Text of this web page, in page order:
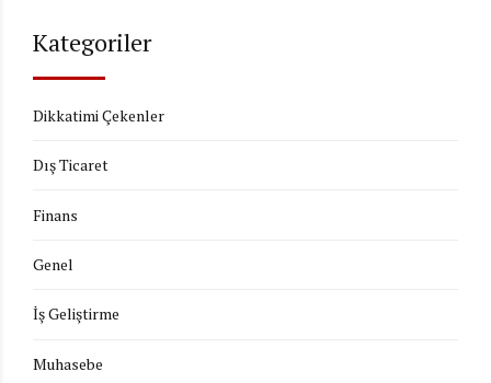
Kategoriler
Dikkatimi Çekenler
Dış Ticaret
Finans
Genel
İş Geliştirme
Muhasebe